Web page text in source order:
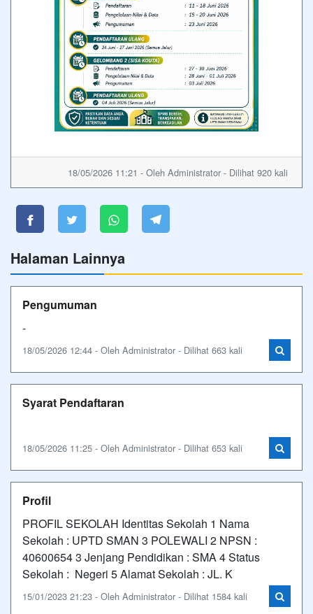
18/05/2026 11:21 - Oleh Administrator - Dilihat 920 kali
Halaman Lainnya
Pengumuman
-
18/05/2026 12:44 - Oleh Administrator - Dilihat 663 kali
Syarat Pendaftaran
18/05/2026 11:25 - Oleh Administrator - Dilihat 653 kali
Profil
PROFIL SEKOLAH Identitas Sekolah 1 Nama
Sekolah : UPTD SMAN 3 POLEWALI 2 NPSN :
40600654 3 Jenjang Pendidikan : SMA 4 Status
Sekolah : Negeri 5 Alamat Sekolah : JL. K
15/01/2023 21:23 - Oleh Administrator - Dilihat 1584 kali